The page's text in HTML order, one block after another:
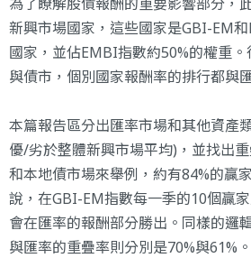
新興市場國家，這些國家是GBI-EM
國家，並佔EMBI指數約50%的權重
與債市，個別國家報酬率的排行都與
本篇報告區分出匯率市場和其他資產
優/劣於整體新興市場平均)，並找出
和本地債市場來舉例，約有84%的贏
說，在GBI-EM指數每一季的10個贏
會在匯率的報酬部分勝出。同樣的邏
與匯率的重疊率則分別是70%與61%。